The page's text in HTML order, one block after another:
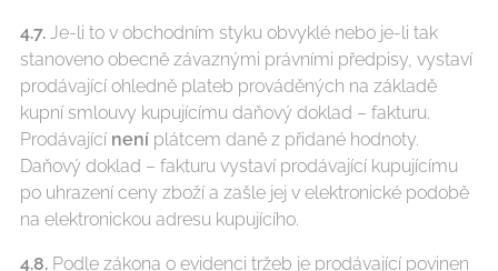
4.7. Je-li to v obchodním styku obvyklé nebo je-li tak
stanoveno obecně závaznými právními předpisy, vystaví
prodávající ohledně plateb prováděných na základě
kupní smlouvy kupujícímu daňový doklad – fakturu.
Prodávající není plátcem daně z přidané hodnoty.
Daňový doklad – fakturu vystaví prodávající kupujícímu
po uhrazení ceny zboží a zašle jej v elektronické podobě
na elektronickou adresu kupujícího.
4.8. Podle zákona o evidenci tržeb je prodávající povinen